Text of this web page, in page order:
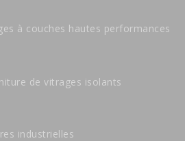
à couches hautes performances
de vitrages isolants
industrielles